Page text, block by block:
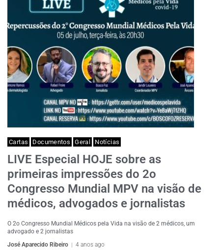
Cartas Documentos Geral Notícias
LIVE Especial HOJE sobre as
primeiras impressões do 2o
Congresso Mundial MPV na visão de
médicos, advogados e jornalistas
O 2o Congresso Mundial Médicos pela Vida na visão de 2 médicos, um
advogado e 2 jornalistas
José Aparecido Ribeiro
4 anos ago